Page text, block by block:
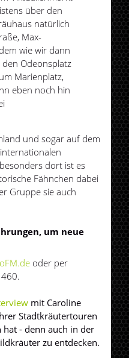
über den
natürlich
Max-
wie wir dann
Odeonsplatz
Marienplatz,
eben noch hin
und sogar auf dem
dort ist es
Fähnchen dabei
Gruppe sie auch
um neue
oder per
mit Caroline
Stadtkräutertouren
hat - denn auch in der
zu entdecken.